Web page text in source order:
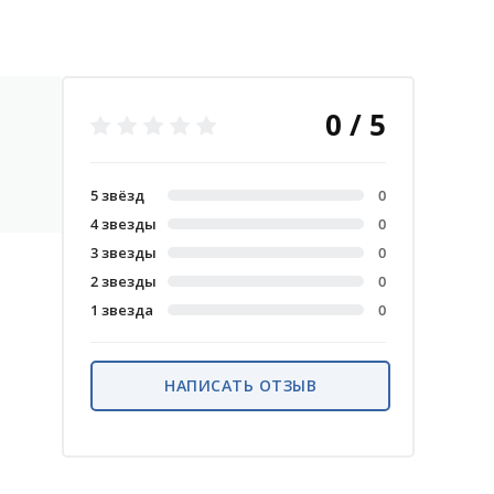
0 / 5
5 звёзд
0
4 звезды
0
3 звезды
0
2 звезды
0
1 звезда
0
НАПИСАТЬ ОТЗЫВ